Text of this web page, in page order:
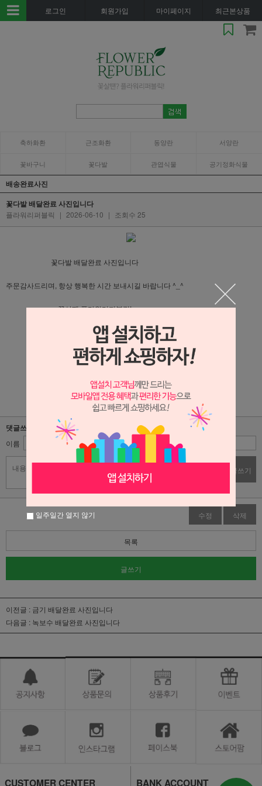
로그인 회원가입 마이페이지 최근본상품
축하화환 근조화환 동양란 서양란
꽃바구니 꽃다발 관엽식물 공기정화식물
배송완료사진
꽃다발 배달완료 사진입니다
플라워리퍼블릭 | 2026-06-10 | 조회수 25
꽃다발 배달완료 사진입니다
주문감사드리며, 항상 행복한 시간 보내시길 바랍니다 ^_^
꽃살땐 플라워리퍼블릭!
플라워리퍼블릭 블로그가기 : 클릭!!
플라워리퍼블릭 인스타그램 가기 : 클릭!!
댓글쓰기
이름 비밀번호
댓글쓰기
수정 삭제
목록
글쓰기
이전글 : 금기 배달완료 사진입니다
다음글 : 녹보수 배달완료 사진입니다
CUSTOMER CENTER BANK ACCOUNT
일주일간 열지 않기